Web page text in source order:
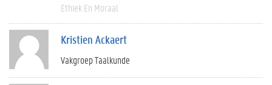
Ethiek En Moraal
Kristien Ackaert
Vakgroep Taalkunde